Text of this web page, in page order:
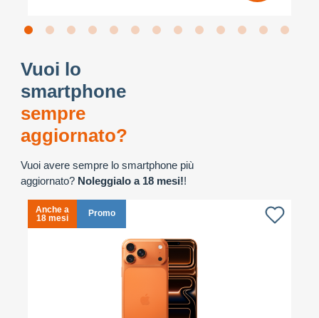
Vuoi lo
smartphone
sempre
aggiornato?
Vuoi avere sempre lo smartphone più
aggiornato? Noleggialo a 18 mesi!!
Anche a
18 mesi
Promo